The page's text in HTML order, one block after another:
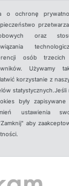
o ochronę
oraz
osób
Używamy
korzystanie z
statystycznych.Jeśli
były zapisywane
ustawienia
aby